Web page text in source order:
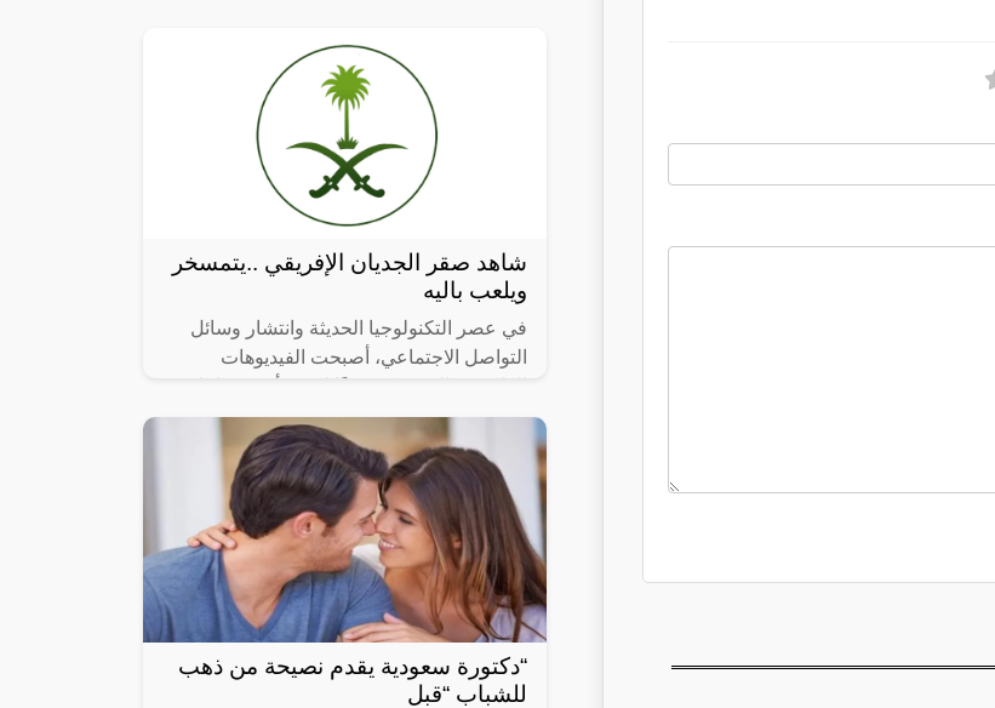
شاهد صقر الجديان الإفريقي ..يتمسخر
ويلعب باليه
في عصر التكنولوجيا الحديثة وانتشار وسائل
التواصل الاجتماعي، أصبحت الفيديوهات
اليومية، ومن بين الفيديوهات التي انتشرت
“دكتورة سعودية يقدم نصيحة من ذهب
للشباب “قبل